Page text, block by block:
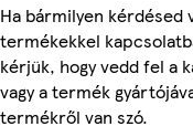
Ha bármilyen kérdésed
termékekkel
kérjük, hogy vedd fel a
vagy a termék
termékről van szó.